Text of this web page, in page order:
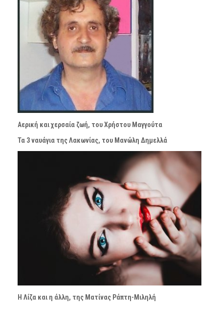
Αερική και χερσαία ζωή, του Χρήστου Μαγγούτα
Τα 3 ναυάγια της Λακωνίας, του Μανώλη Δημελλά
Η Λίζα και η άλλη, της Ματίνας Ράπτη-Μιληλή